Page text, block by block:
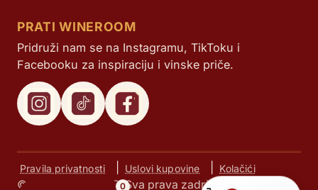
PRATI WINEROOM
Pridruži nam se na Instagramu, TikToku i
Facebooku za inspiraciju i vinske priče.
Pravila privatnosti Uslovi kupovine Kolačići
© Next d.o.o. 2025. Sva prava zadržana.
0